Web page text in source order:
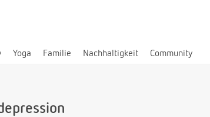
Yoga Familie Nachhaltigkeit Community